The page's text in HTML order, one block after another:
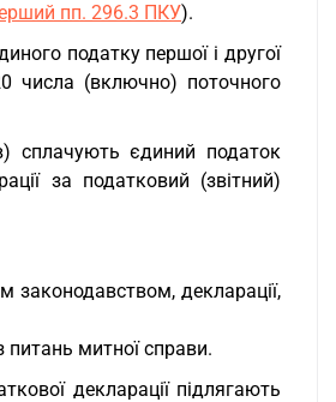
пп. 296.3 ПКУ).
податку першої і другої
числа (включно) поточного
сплачують єдиний податок
за податковий (звітний)
декларації,
митної справи.
декларації підлягають